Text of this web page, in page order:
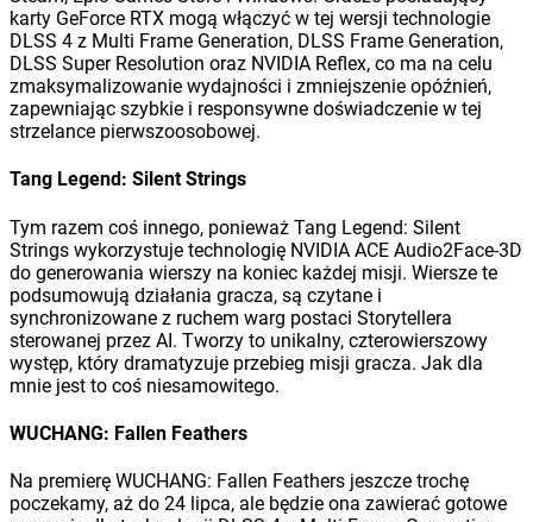
karty GeForce RTX mogą włączyć w tej wersji technologie
DLSS 4 z Multi Frame Generation, DLSS Frame Generation,
DLSS Super Resolution oraz NVIDIA Reflex, co ma na celu
zmaksymalizowanie wydajności i zmniejszenie opóźnień,
zapewniając szybkie i responsywne doświadczenie w tej
strzelance pierwszoosobowej.
Tang Legend: Silent Strings
Tym razem coś innego, ponieważ Tang Legend: Silent
Strings wykorzystuje technologię NVIDIA ACE Audio2Face-3D
do generowania wierszy na koniec każdej misji. Wiersze te
podsumowują działania gracza, są czytane i
synchronizowane z ruchem warg postaci Storytellera
sterowanej przez AI. Tworzy to unikalny, czterowierszowy
występ, który dramatyzuje przebieg misji gracza. Jak dla
mnie jest to coś niesamowitego.
WUCHANG: Fallen Feathers
Na premierę WUCHANG: Fallen Feathers jeszcze trochę
poczekamy, aż do 24 lipca, ale będzie ona zawierać gotowe